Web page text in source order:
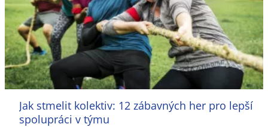
Jak stmelit kolektiv: 12 zábavných her pro lepší
spolupráci v týmu